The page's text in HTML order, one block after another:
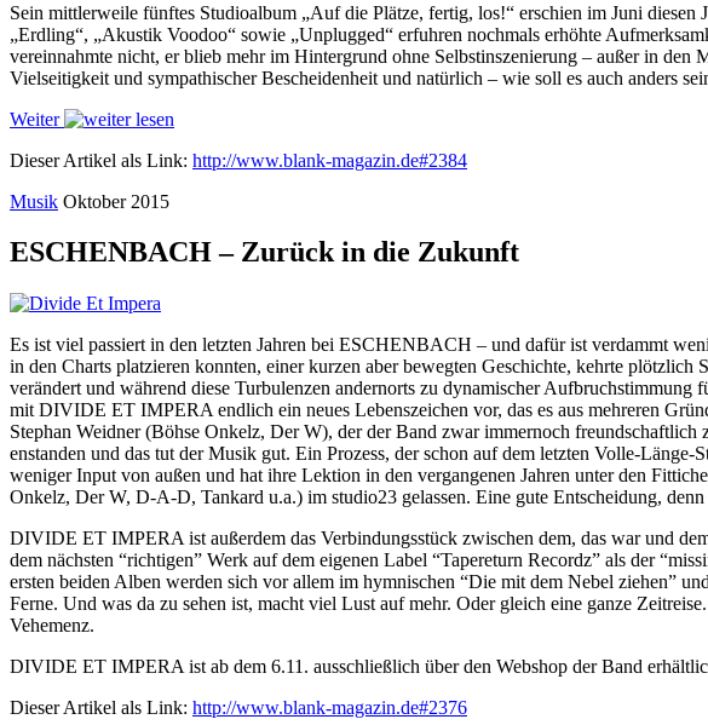
Sein mittlerweile fünftes Studioalbum „Auf die Plätze, fertig, los!“ erschien im Juni
„Erdling“, „Akustik Voodoo“ sowie „Unplugged“ erfuhren nochmals erhöhte
vereinnahmte nicht, er blieb mehr im Hintergrund ohne Selbstinszenierung – außer in
Vielseitigkeit und sympathischer Bescheidenheit und natürlich – wie soll es auch anders
Weiter
Dieser Artikel als Link: http://www.blank-magazin.de#2384
Musik Oktober 2015
ESCHENBACH – Zurück in die Zukunft
Es ist viel passiert in den letzten Jahren bei ESCHENBACH – und dafür ist verdammt
in den Charts platzieren konnten, einer kurzen aber bewegten Geschichte, kehrte
verändert und während diese Turbulenzen andernorts zu dynamischer
mit DIVIDE ET IMPERA endlich ein neues Lebenszeichen vor, das es aus mehreren
Stephan Weidner (Böhse Onkelz, Der W), der der Band zwar immernoch
enstanden und das tut der Musik gut. Ein Prozess, der schon auf dem letzten Volle-
weniger Input von außen und hat ihre Lektion in den vergangenen Jahren unter den
Onkelz, Der W, D-A-D, Tankard u.a.) im studio23 gelassen. Eine gute Entscheidung,
DIVIDE ET IMPERA ist außerdem das Verbindungsstück zwischen dem, das war und
dem nächsten “richtigen” Werk auf dem eigenen Label “Tapereturn Recordz” als der
ersten beiden Alben werden sich vor allem im hymnischen “Die mit dem Nebel ziehen”
Ferne. Und was da zu sehen ist, macht viel Lust auf mehr. Oder gleich eine ganze
Vehemenz.
DIVIDE ET IMPERA ist ab dem 6.11. ausschließlich über den Webshop der Band
Dieser Artikel als Link: http://www.blank-magazin.de#2376